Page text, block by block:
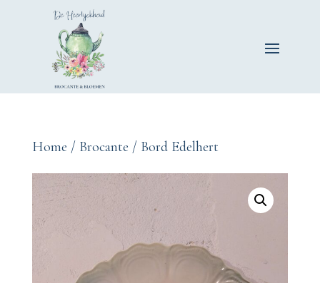
Home / Brocante / Bord Edelhert